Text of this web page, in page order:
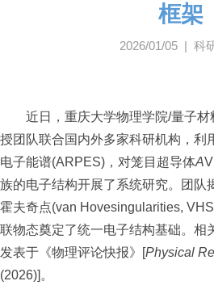
框架
2026/01/05 | 科
近日，重庆大学物理学院/量子
授团队联合国内外多家科研机构，利
电子能谱(ARPES)，对笼目超导体A
族的电子结构开展了系统研究。团队
霍夫奇点(van Hovesingularities,
联物态奠定了统一电子结构基础。相
发表于《物理评论快报》[Physical
(2026)]。